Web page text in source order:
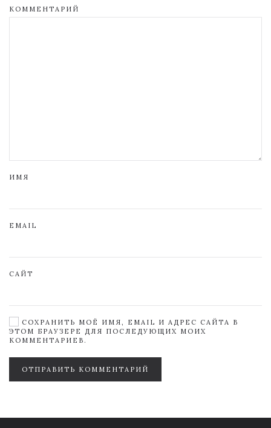
КОММЕНТАРИЙ
ИМЯ
EMAIL
САЙТ
СОХРАНИТЬ МОЁ ИМЯ, EMAIL И АДРЕС САЙТА В
ЭТОМ БРАУЗЕРЕ ДЛЯ ПОСЛЕДУЮЩИХ МОИХ
КОММЕНТАРИЕВ.
ОТПРАВИТЬ КОММЕНТАРИЙ